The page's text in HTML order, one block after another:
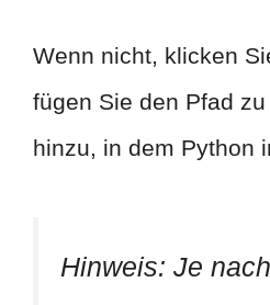
Wenn nicht, klicken
fügen Sie den Pfad
hinzu, in dem Python
Hinweis: Je